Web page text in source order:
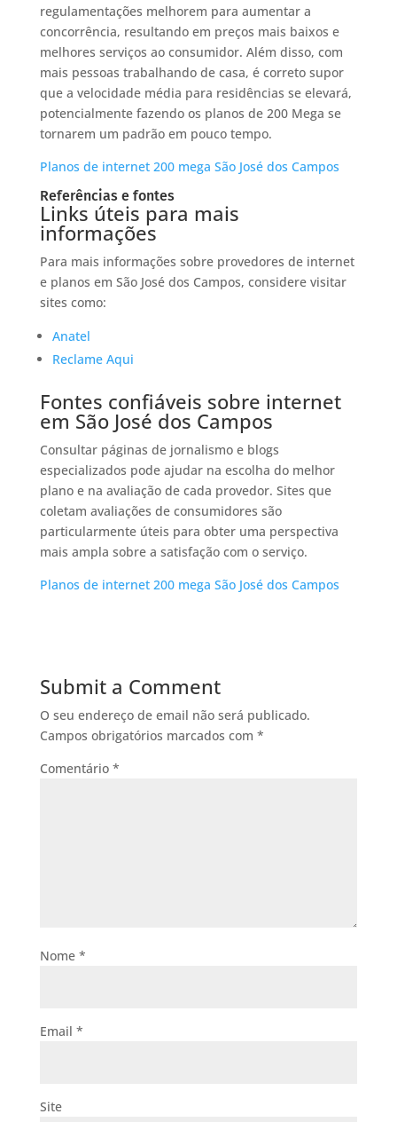
regulamentações melhorem para aumentar a
concorrência, resultando em preços mais baixos e
melhores serviços ao consumidor. Além disso, com
mais pessoas trabalhando de casa, é correto supor
que a velocidade média para residências se elevará,
potencialmente fazendo os planos de 200 Mega se
tornarem um padrão em pouco tempo.
Planos de internet 200 mega São José dos Campos
Referências e fontes
Links úteis para mais
informações
Para mais informações sobre provedores de internet
e planos em São José dos Campos, considere visitar
sites como:
Anatel
Reclame Aqui
Fontes confiáveis sobre internet
em São José dos Campos
Consultar páginas de jornalismo e blogs
especializados pode ajudar na escolha do melhor
plano e na avaliação de cada provedor. Sites que
coletam avaliações de consumidores são
particularmente úteis para obter uma perspectiva
mais ampla sobre a satisfação com o serviço.
Planos de internet 200 mega São José dos Campos
Submit a Comment
O seu endereço de email não será publicado.
Campos obrigatórios marcados com *
Comentário *
Nome *
Email *
Site